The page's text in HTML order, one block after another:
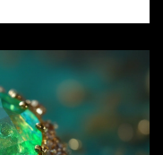
выбрать
цвета
возможности.
за этим
узнайте, как